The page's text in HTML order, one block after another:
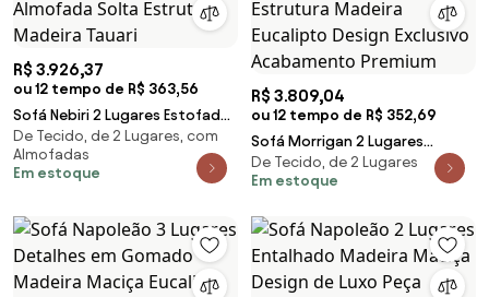
R$ 3.926,37
ou 12 tempo de R$ 363,56
Sofá Nebiri 2 Lugares Estofado
Encosto com Almofada Solta
Estrutura Madeira Tauari
De Tecido, de 2 Lugares, com
Almofadas
Em estoque
R$ 3.809,04
ou 12 tempo de R$ 352,69
Sofá Morrigan 2 Lugares
Almofadas Soltas Estrutura
Madeira Eucalipto Design
De Tecido, de 2 Lugares
Em estoque